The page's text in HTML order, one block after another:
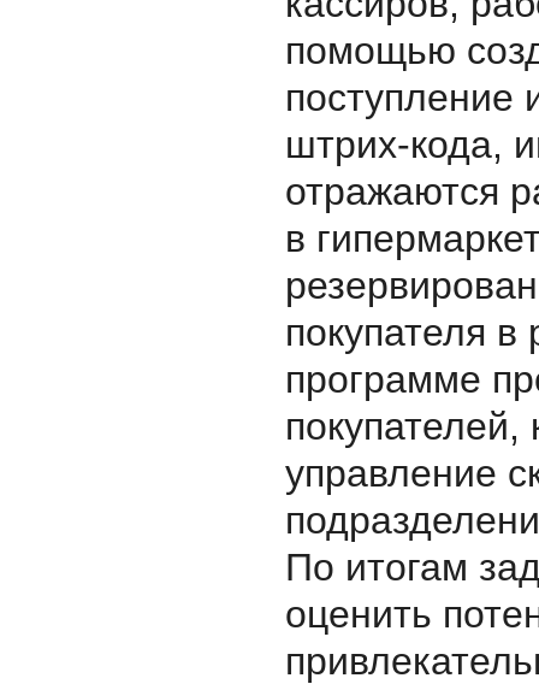
помощью
поступление
штрих-кода,
отражаются
в
покупателя
программе
управление
По итогам
оценить